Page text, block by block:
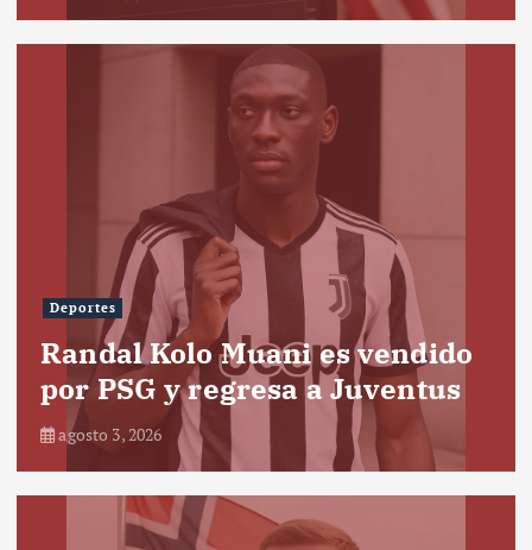
Deportes
Randal Kolo Muani es vendido
por PSG y regresa a Juventus
agosto 3, 2026